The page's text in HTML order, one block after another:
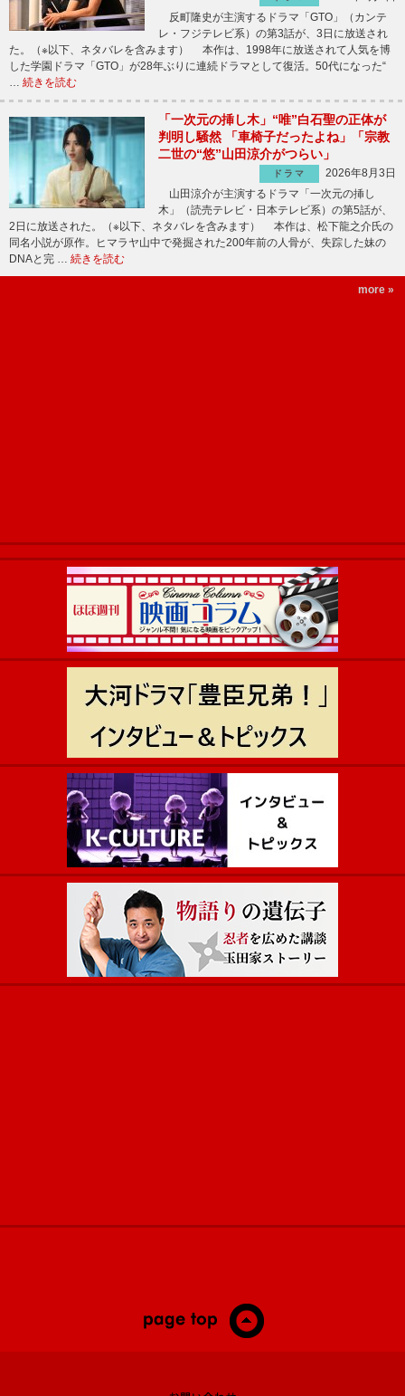
反町隆史が主演するドラマ「GTO」（カンテ
レ・フジテレビ系）の第3話が、3日に放送され
た。（※以下、ネタバレを含みます） 本作は、1998年に放送されて人気を博
した学園ドラマ「GTO」が28年ぶりに連続ドラマとして復活。50代になった“
… 続きを読む
「一次元の挿し木」“唯”白石聖の正体が
判明し騒然 「車椅子だったよね」「宗教
二世の“悠”山田涼介がつらい」
ドラマ
2026年8月3日
山田涼介が主演するドラマ「一次元の挿し
木」（読売テレビ・日本テレビ系）の第5話が、
2日に放送された。（※以下、ネタバレを含みます） 本作は、松下龍之介氏の
同名小説が原作。ヒマラヤ山中で発掘された200年前の人骨が、失踪した妹の
DNAと完 … 続きを読む
more »